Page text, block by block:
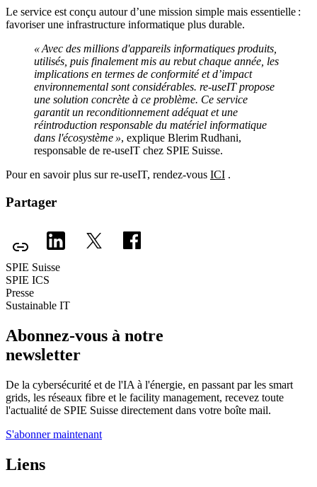
Le service est conçu autour d’une mission simple mais essentielle :
favoriser une infrastructure informatique plus durable.
« Avec des millions d'appareils informatiques produits,
utilisés, puis finalement mis au rebut chaque année, les
implications en termes de conformité et d’impact
environnemental sont considérables. re-useIT propose
une solution concrète à ce problème. Ce service
garantit un reconditionnement adéquat et une
réintroduction responsable du matériel informatique
dans l'écosystème », explique Blerim Rudhani,
responsable de re-useIT chez SPIE Suisse.
Pour en savoir plus sur re-useIT, rendez-vous ICI .
Partager
SPIE Suisse
SPIE ICS
Presse
Sustainable IT
Abonnez-vous à notre
newsletter
De la cybersécurité et de l'IA à l'énergie, en passant par les smart
grids, les réseaux fibre et le facility management, recevez toute
l'actualité de SPIE Suisse directement dans votre boîte mail.
S'abonner maintenant
Liens